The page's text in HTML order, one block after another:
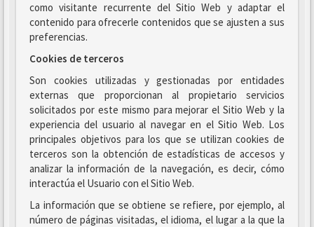
como visitante recurrente del Sitio Web y adaptar el
contenido para ofrecerle contenidos que se ajusten a sus
preferencias.
Cookies de terceros
Son cookies utilizadas y gestionadas por entidades
externas que proporcionan al propietario servicios
solicitados por este mismo para mejorar el Sitio Web y la
experiencia del usuario al navegar en el Sitio Web. Los
principales objetivos para los que se utilizan cookies de
terceros son la obtención de estadísticas de accesos y
analizar la información de la navegación, es decir, cómo
interactúa el Usuario con el Sitio Web.
La información que se obtiene se refiere, por ejemplo, al
número de páginas visitadas, el idioma, el lugar a la que la